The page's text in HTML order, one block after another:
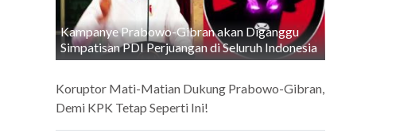
Kampanye Prabowo-Gibran akan Diganggu
Simpatisan PDI Perjuangan di Seluruh Indonesia
Koruptor Mati-Matian Dukung Prabowo-Gibran,
Demi KPK Tetap Seperti Ini!